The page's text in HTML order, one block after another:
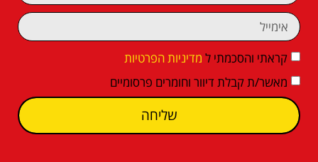
קראתי והסכמתי ל מדיניות הפרטיות
מאשר/ת קבלת דיוור וחומרים פרסומיים
שליחה